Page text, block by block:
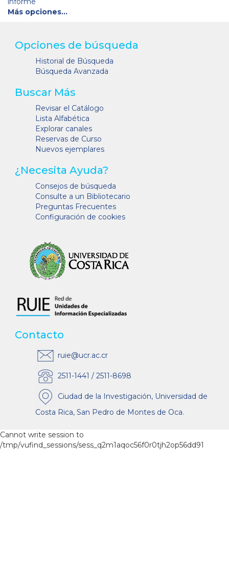
Más opciones…
Opciones de búsqueda
Historial de Búsqueda
Búsqueda Avanzada
Buscar Más
Revisar el Catálogo
Lista Alfabética
Explorar canales
Reservas de Curso
Nuevos ejemplares
¿Necesita Ayuda?
Consejos de búsqueda
Consulte a un Bibliotecario
Preguntas Frecuentes
Configuración de cookies
Contacto
ruie@ucr.ac.cr
2511-1441 / 2511-8698
Ciudad de la Investigación, Universidad de
Costa Rica, San Pedro de Montes de Oca.
Cannot write session to
/tmp/vufind_sessions/sess_q2m1aqoc56f0r0tjh2op56dd91